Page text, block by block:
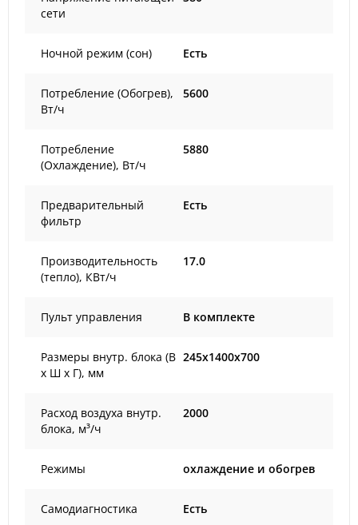
сети
Ночной режим (сон) Есть
Потребление (Обогрев),
Вт/ч
5600
Потребление
(Охлаждение), Вт/ч
5880
Предварительный
фильтр
Есть
Производительность
(тепло), КВт/ч
17.0
Пульт управления В комплекте
Размеры внутр. блока (В
х Ш х Г), мм
245x1400x700
Расход воздуха внутр.
блока, м³/ч
2000
Режимы охлаждение и обогрев
Самодиагностика Есть